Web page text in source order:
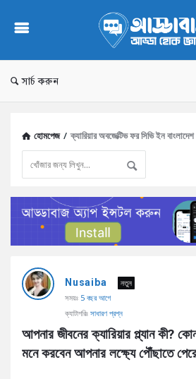
AddaBuzz.net
সার্চ করুন
হোমপেজ / ক্যারিয়ার অবজেক্টিভ ফর সিভি ইন বাংলাদেশ
AddaBuzz.net
Latest
Nusaiba
নতুন
সময়ঃ 5 বছর আগে
ক্যাটাগরিঃ সাধারণ প্রশ্ন
আপনার জীবনের ক্যারিয়ার প্ল্যান কী?
মনে করবেন আপনার লক্ষ্যে পৌঁছাতে